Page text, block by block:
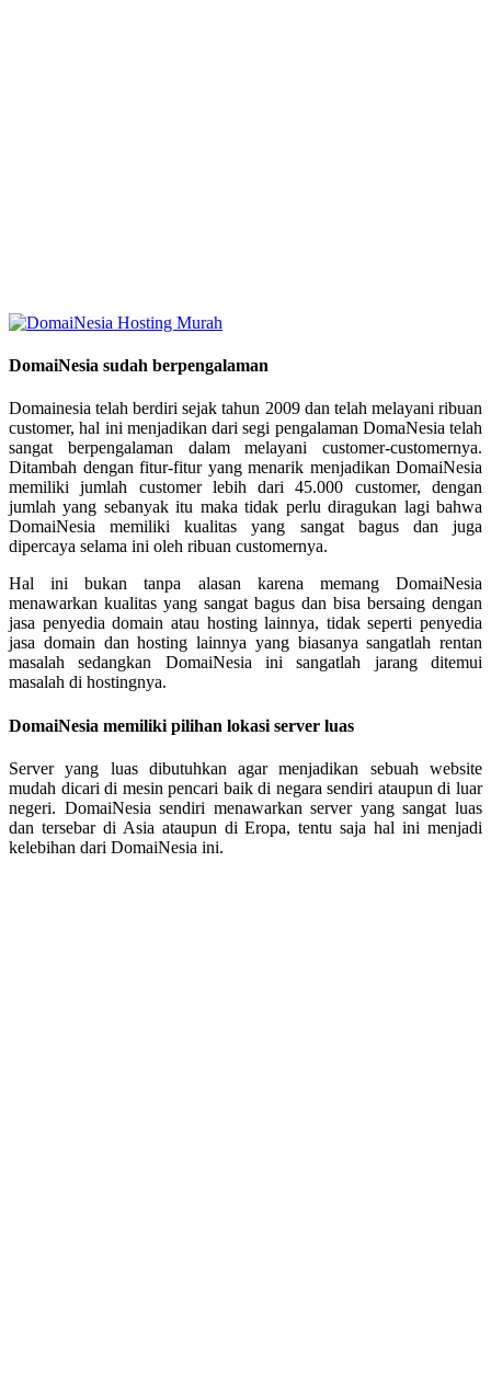
DomaiNesia sudah berpengalaman
Domainesia telah berdiri sejak tahun 2009 dan telah melayani ribuan
customer, hal ini menjadikan dari segi pengalaman DomaNesia telah
sangat berpengalaman dalam melayani customer-customernya.
Ditambah dengan fitur-fitur yang menarik menjadikan DomaiNesia
memiliki jumlah customer lebih dari 45.000 customer, dengan
jumlah yang sebanyak itu maka tidak perlu diragukan lagi bahwa
DomaiNesia memiliki kualitas yang sangat bagus dan juga
dipercaya selama ini oleh ribuan customernya.
Hal ini bukan tanpa alasan karena memang DomaiNesia
menawarkan kualitas yang sangat bagus dan bisa bersaing dengan
jasa penyedia domain atau hosting lainnya, tidak seperti penyedia
jasa domain dan hosting lainnya yang biasanya sangatlah rentan
masalah sedangkan DomaiNesia ini sangatlah jarang ditemui
masalah di hostingnya.
DomaiNesia memiliki pilihan lokasi server luas
Server yang luas dibutuhkan agar menjadikan sebuah website
mudah dicari di mesin pencari baik di negara sendiri ataupun di luar
negeri. DomaiNesia sendiri menawarkan server yang sangat luas
dan tersebar di Asia ataupun di Eropa, tentu saja hal ini menjadi
kelebihan dari DomaiNesia ini.